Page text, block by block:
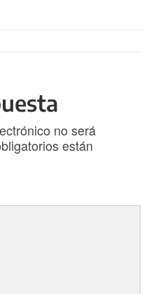
no será
están